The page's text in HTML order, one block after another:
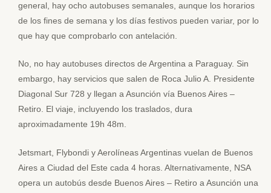
general, hay ocho autobuses semanales, aunque los horarios
de los fines de semana y los días festivos pueden variar, por lo
que hay que comprobarlo con antelación.
No, no hay autobuses directos de Argentina a Paraguay. Sin
embargo, hay servicios que salen de Roca Julio A. Presidente
Diagonal Sur 728 y llegan a Asunción vía Buenos Aires –
Retiro. El viaje, incluyendo los traslados, dura
aproximadamente 19h 48m.
Jetsmart, Flybondi y Aerolíneas Argentinas vuelan de Buenos
Aires a Ciudad del Este cada 4 horas. Alternativamente, NSA
opera un autobús desde Buenos Aires – Retiro a Asunción una